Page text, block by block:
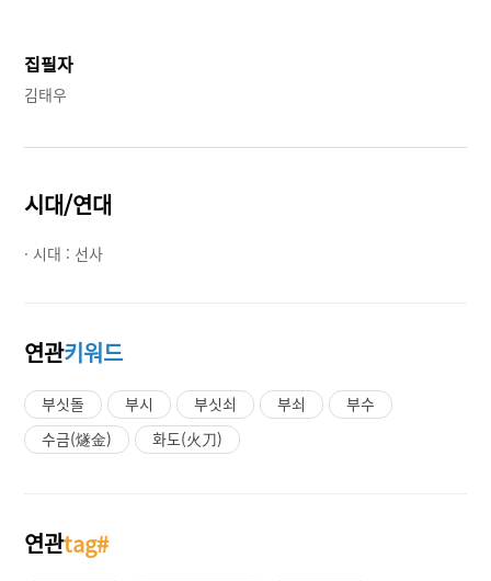
집필자
김태우
시대/연대
· 시대 : 선사
연관키워드
부싯돌 부시 부싯쇠 부쇠
부수
수금(燧金)
화도(火刀)
연관tag#